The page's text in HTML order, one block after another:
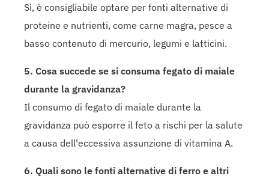
Sì, è consigliabile optare per fonti alternative di
proteine e nutrienti, come carne magra, pesce a
basso contenuto di mercurio, legumi e latticini.
5. Cosa succede se si consuma fegato di maiale
durante la gravidanza?
Il consumo di fegato di maiale durante la
gravidanza può esporre il feto a rischi per la salute
a causa dell'eccessiva assunzione di vitamina A.
6. Quali sono le fonti alternative di ferro e altri